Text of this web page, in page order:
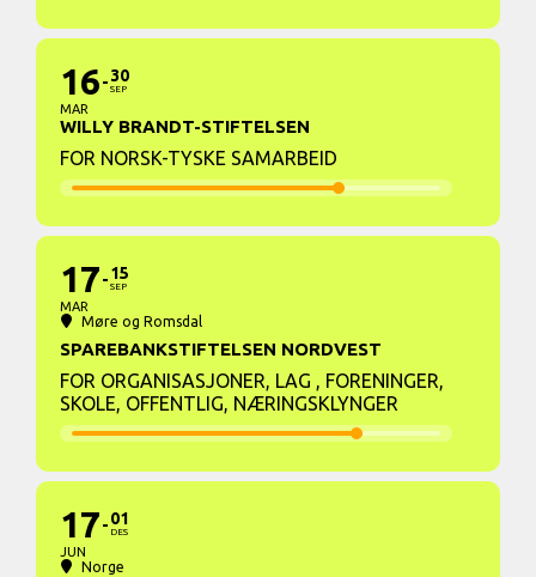
16
MAR
30
SEP
WILLY BRANDT-STIFTELSEN
FOR NORSK-TYSKE SAMARBEID
17
MAR
15
SEP
Møre og Romsdal
SPAREBANKSTIFTELSEN NORDVEST
FOR ORGANISASJONER, LAG , FORENINGER,
SKOLE, OFFENTLIG, NÆRINGSKLYNGER
17
JUN
01
DES
Norge